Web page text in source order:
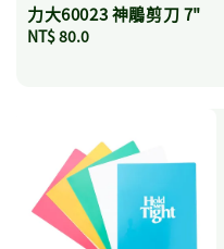
力大60023 神鵰剪刀 7"
Regular
NT$ 80.0